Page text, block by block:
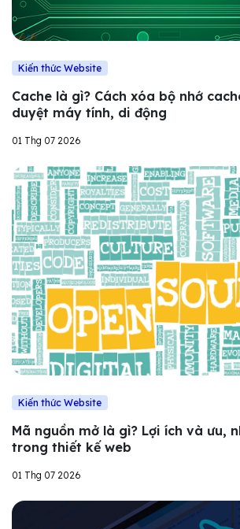
Kiến thức Website
Cache là gì? Cách xóa bộ nhớ
duyệt máy tính, di động
01 Thg 07 2026
Kiến thức Website
Mã nguồn mở là gì? Lợi ích và ưu,
trong thiết kế web
01 Thg 07 2026